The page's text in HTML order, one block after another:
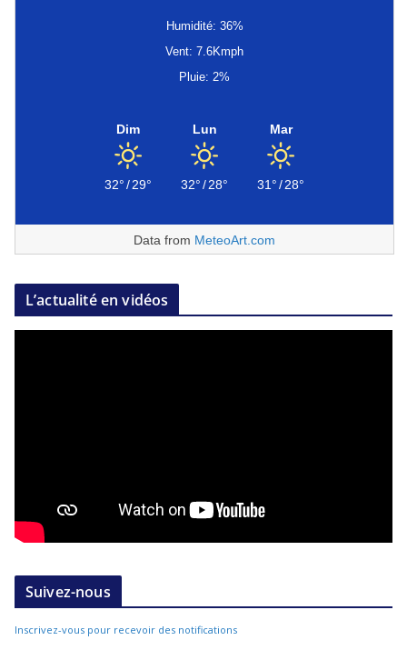
Humidité: 36%
Vent: 7.6Kmph
Pluie: 2%
Dim
32°/29°
Lun
32°/28°
Mar
31°/28°
Data from MeteoArt.com
L’actualité en vidéos
Suivez-nous
Inscrivez-vous pour recevoir des notifications